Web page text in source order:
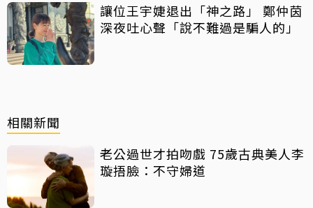
讓位王宇婕退出「神之路」 鄭仲茵
深夜吐心聲「說不難過是騙人的」
相關新聞
老公過世才拍吻戲 75歲古典美人李
璇捂臉：不守婦道